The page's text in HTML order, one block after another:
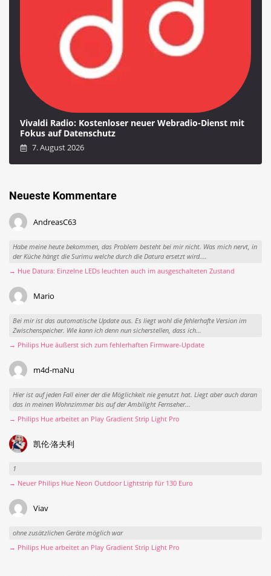
Vivaldi Radio: Kostenloser neuer Webradio-Dienst mit
Fokus auf Datenschutz
7. August 2026
Neueste Kommentare
AndreasC63
Habe meine heute bekommen, das Problem besteht bei mir nicht. Was mich nervt, in
der Küche hängt die Surimu welche durch die Datura ersetzt wird....
→ Hue Datura: Einzelne LEDs leuchten auch im ausgeschalteten Zustand
Mario
Bei mir ist das automatische Update aus. Es liegt wohl die fehlerhafte Version im
Zwischenspeicher. Wie kann ich denn nun sicherstellen, dass ich...
→ Philips Hue äußerst sich zum fehlerhaften Firmware-Update
m4d-maNu
Hier ist auf jeden Fall einer der die Möglichkeit nie genutzt hat. Liegt aber auch daran
das in meinen Wohnzimmer bis auf der Ambilight Fernseher...
→ Philips Hue arbeitet an Play Gradient Strip Light Pro
凯伦·洛夫利
1
→ Neuer Philips Hue Neon Outdoor Lightstrip für 130 Euro
Viav
ohne zusätzlichen Geräte möglich war
→ Philips Hue arbeitet an Play Gradient Strip Light Pro